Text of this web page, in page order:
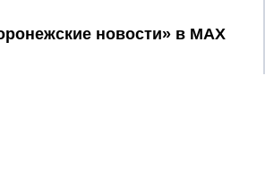
А.А.
(473) 262 77 92
Принять